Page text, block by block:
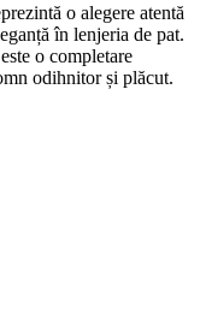
o alegere atentă
în lenjeria de pat.
o completare
odihnitor și plăcut.